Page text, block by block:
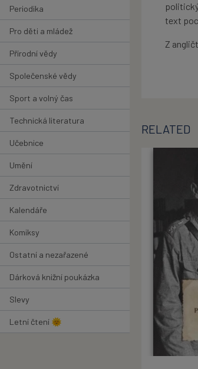
Periodika
Pro děti a mládež
Přírodní vědy
Společenské vědy
Sport a volný čas
Technická literatura
Učebnice
Umění
Zdravotnictví
Kalendáře
Komiksy
Ostatní a nezařazené
Dárková knižní poukázka
Slevy
Letní čtení 🌞
text
Z
RELATED